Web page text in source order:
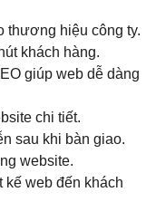
thương hiệu công ty.
khách hàng.
giúp web dễ dàng
chi tiết.
sau khi bàn giao.
website.
kế web đến khách